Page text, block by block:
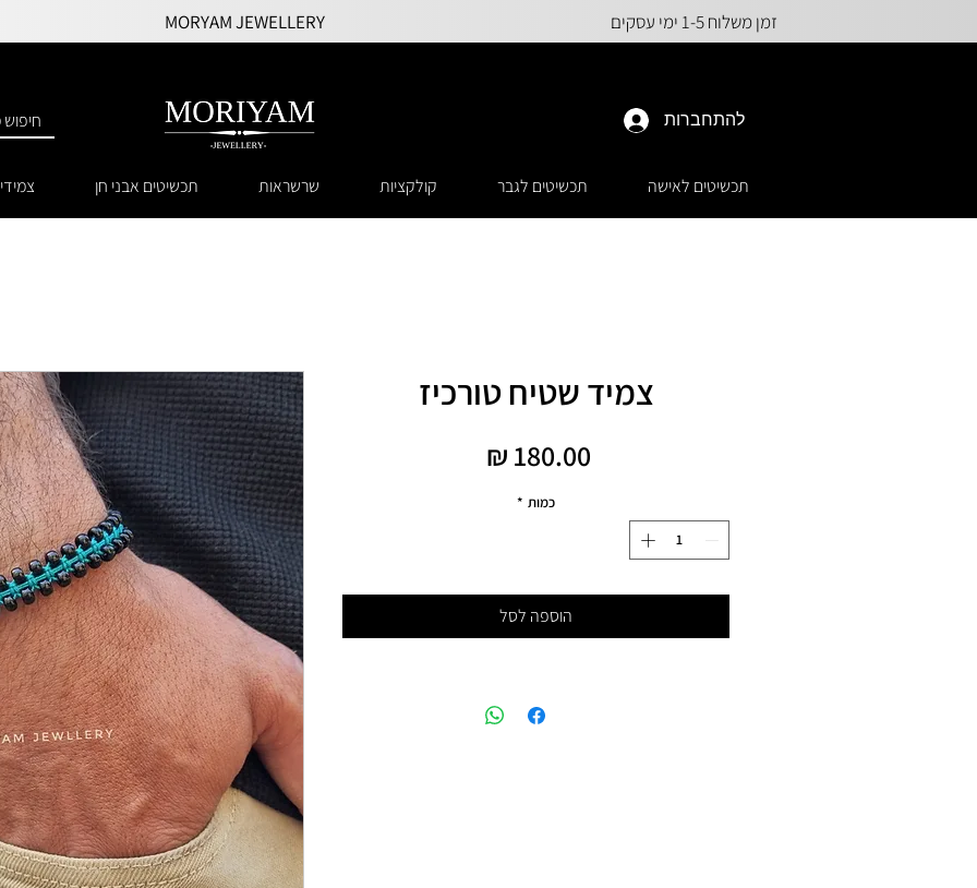
MORYAM JEWELLERY זמן משלוח 1-5 ימי עסקים
להתחברות
תכשיטים לאישה תכשיטים לגבר קולקציות שרשראות תכשיטים אבני חן
צמיד שטיח טורכיז
כמות *
הוספה לסל